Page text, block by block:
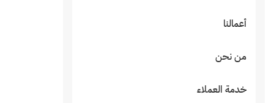
أعمالنا
من نحن
خدمة العملاء